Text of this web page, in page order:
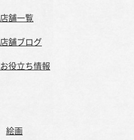
店舗一覧
店舗ブログ
お役立ち情報
絵画